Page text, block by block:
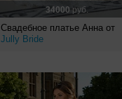
34000 руб.
Свадебное платье Анна от
Jully Bride